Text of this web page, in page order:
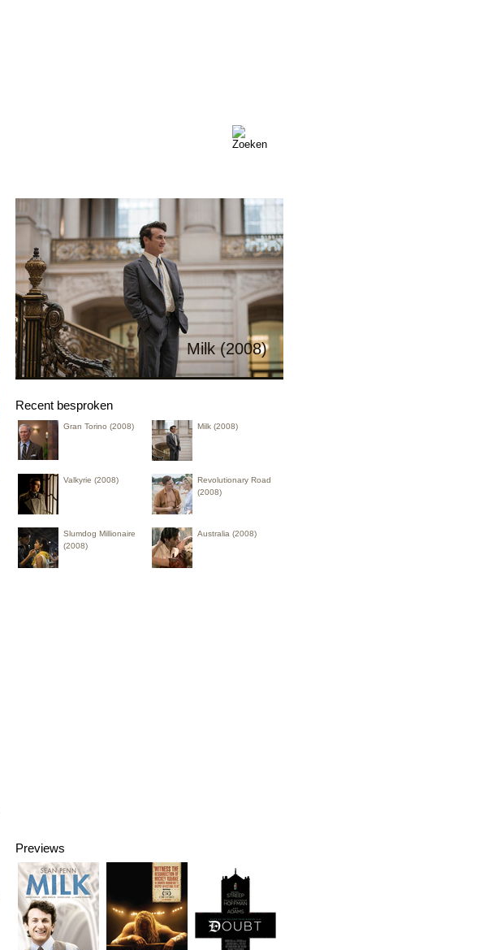
Gran Torino (2008)
The magnificent three:
Kathleen Turner, Michael
Douglas en Danny DeVito
Slumdog Millionaire
(2008)
Milk (2008)
Recent besproken
Gran Torino (2008) Milk (2008)
Valkyrie (2008)
Revolutionary Road
(2008)
Slumdog Millionaire
(2008)
Australia (2008)
Previews